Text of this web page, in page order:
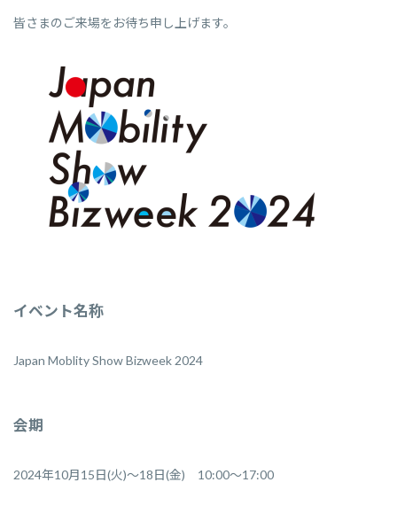
皆さまのご来場をお待ち申し上げます。
イベント名称
Japan Moblity Show Bizweek 2024
会期
2024年10月15日(火)～18日(金) 10:00～17:00